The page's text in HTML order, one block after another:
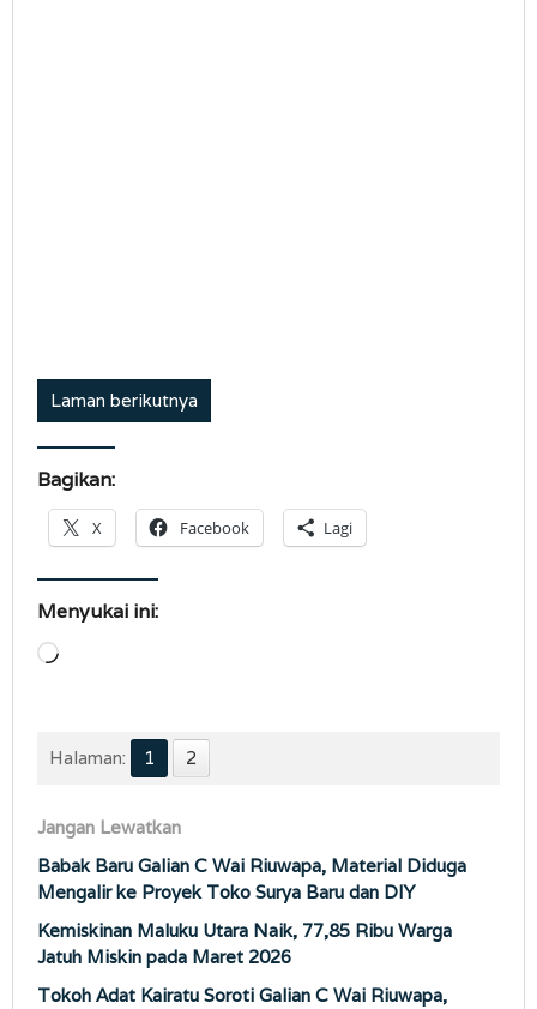
Laman berikutnya
Bagikan:
X Facebook Lagi
Menyukai ini:
Memuat...
Halaman: 1 2
Jangan Lewatkan
Babak Baru Galian C Wai Riuwapa, Material Diduga
Mengalir ke Proyek Toko Surya Baru dan DIY
Kemiskinan Maluku Utara Naik, 77,85 Ribu Warga
Jatuh Miskin pada Maret 2026
Tokoh Adat Kairatu Soroti Galian C Wai Riuwapa,